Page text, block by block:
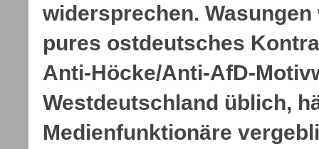
widersprechen.
pures ostdeutsches
Anti-Höcke/Anti-AfD-
Westdeutschland üblich,
Medienfunktionäre